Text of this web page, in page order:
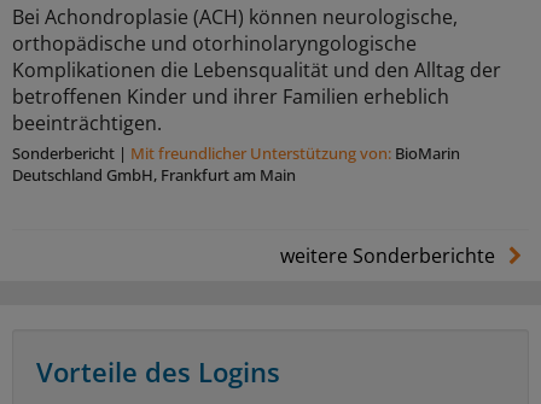
Bei Achondroplasie (ACH) können neurologische,
orthopädische und otorhinolaryngologische
Komplikationen die Lebensqualität und den Alltag der
betroffenen Kinder und ihrer Familien erheblich
beeinträchtigen.
Sonderbericht | Mit freundlicher Unterstützung von: BioMarin
Deutschland GmbH, Frankfurt am Main
weitere Sonderberichte
Vorteile des Logins